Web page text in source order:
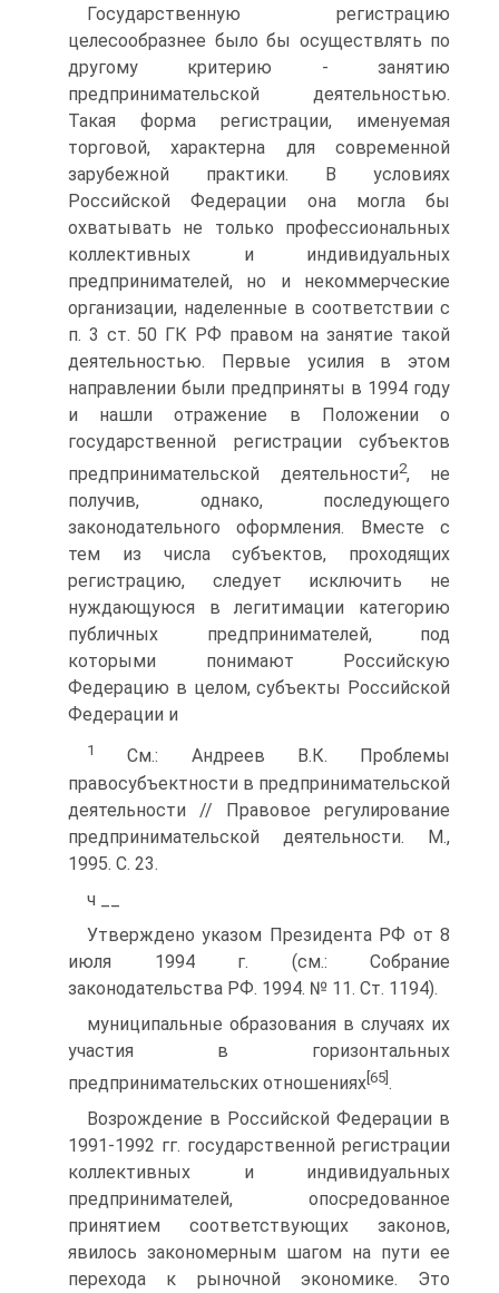
Государственную регистрацию
целесообразнее было бы осуществлять по
другому критерию - занятию
предпринимательской деятельностью.
Такая форма регистрации, именуемая
торговой, характерна для современной
зарубежной практики. В условиях
Российской Федерации она могла бы
охватывать не только профессиональных
коллективных и индивидуальных
предпринимателей, но и некоммерческие
организации, наделенные в соответствии с
п. 3 ст. 50 ГК РФ правом на занятие такой
деятельностью. Первые усилия в этом
направлении были предприняты в 1994 году
и нашли отражение в Положении о
государственной регистрации субъектов
предпринимательской деятельности2, не
получив, однако, последующего
законодательного оформления. Вместе с
тем из числа субъектов, проходящих
регистрацию, следует исключить не
нуждающуюся в легитимации категорию
публичных предпринимателей, под
которыми понимают Российскую
Федерацию в целом, субъекты Российской
Федерации и
1
См.: Андреев В.К. Проблемы
правосубъектности в предпринимательской
деятельности // Правовое регулирование
предпринимательской деятельности. M.,
1995. С. 23.
ч __
Утверждено указом Президента РФ от 8
июля 1994 г. (см.: Собрание
законодательства РФ. 1994. № 11. Ст. 1194).
муниципальные образования в случаях их
участия в горизонтальных
предпринимательских отношениях[65].
Возрождение в Российской Федерации в
1991-1992 гг. государственной регистрации
коллективных и индивидуальных
предпринимателей, опосредованное
принятием соответствующих законов,
явилось закономерным шагом на пути ее
перехода к рыночной экономике. Это